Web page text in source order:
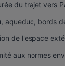
du trajet vers
aqueduc, bords
de l'espace
aux normes